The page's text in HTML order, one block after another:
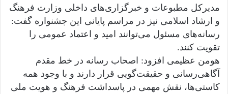
مدیرکل مطبوعات و خبرگزاری‌های داخلی وزارت فرهنگ
و ارشاد اسلامی نیز در مراسم پایانی این جشنواره گفت:
رسانه‌های مسئول می‌توانند امید و اعتماد عمومی را
تقویت کنند.
هومن عظیمی افزود: اصحاب رسانه در خط مقدم
آگاهی‌رسانی و حقیقت‌گویی قرار دارند و با وجود همه
کاستی‌ها، نقش مهمی در پاسداشت فرهنگ و هویت ملی